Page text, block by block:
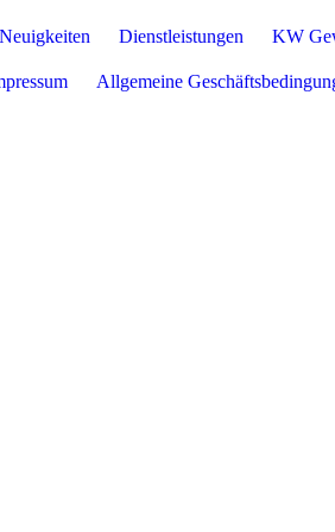
Neuigkeiten Dienstleistungen KW
Allgemeine